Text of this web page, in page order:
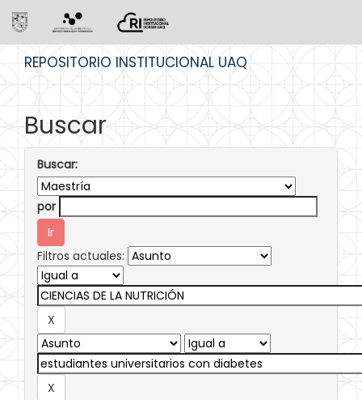
REPOSITORIO INSTITUCIONAL UAQ
Buscar
Buscar:
por
Filtros actuales: